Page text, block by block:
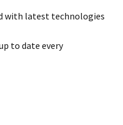
with latest technologies
to date every